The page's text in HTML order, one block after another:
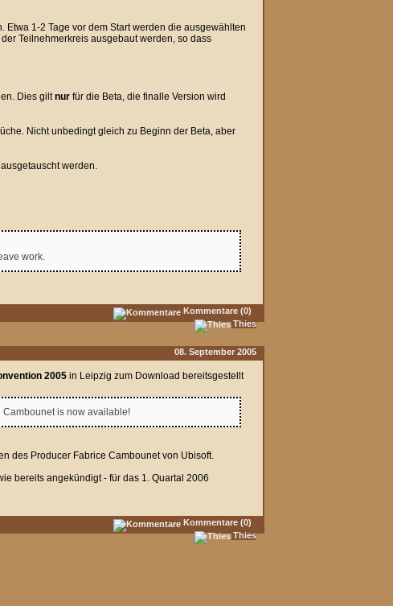
1-2 Tage vor dem Start werden die ausgewählten
Teilnehmerkreis ausgebaut werden, so dass
Dies giltnur für die Beta, die finalle Version wird
Nicht unbedingt gleich zu Beginn der Beta, aber
werden.
work.
Kommentare (0)
Thies
08. September 2005
2005 in Leipzig zum Download bereitsgestellt
Cambounet is now available!
des Producer Fabrice Cambounet von Ubisoft.
bereits angekündigt - für das 1. Quartal 2006
Kommentare (0)
Thies